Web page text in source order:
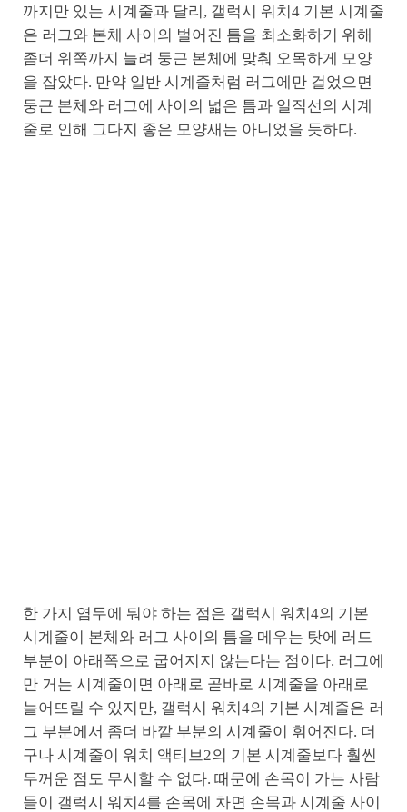
까지만 있는 시계줄과 달리, 갤럭시 워치4 기본 시계줄
은 러그와 본체 사이의 벌어진 틈을 최소화하기 위해
좀더 위쪽까지 늘려 둥근 본체에 맞춰 오목하게 모양
을 잡았다. 만약 일반 시계줄처럼 러그에만 걸었으면
둥근 본체와 러그에 사이의 넓은 틈과 일직선의 시계
줄로 인해 그다지 좋은 모양새는 아니었을 듯하다.
한 가지 염두에 둬야 하는 점은 갤럭시 워치4의 기본
시계줄이 본체와 러그 사이의 틈을 메우는 탓에 러드
부분이 아래쪽으로 굽어지지 않는다는 점이다. 러그에
만 거는 시계줄이면 아래로 곧바로 시계줄을 아래로
늘어뜨릴 수 있지만, 갤럭시 워치4의 기본 시계줄은 러
그 부분에서 좀더 바깥 부분의 시계줄이 휘어진다. 더
구나 시계줄이 워치 액티브2의 기본 시계줄보다 훨씬
두꺼운 점도 무시할 수 없다. 때문에 손목이 가는 사람
들이 갤럭시 워치4를 손목에 차면 손목과 시계줄 사이